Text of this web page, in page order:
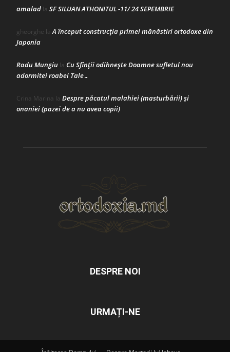
amalad la SF SILUAN ATHONITUL -11/ 24 SEPEMBRIE
gheorghe laA început construcţia primei mănăstiri ortodoxe din
Japonia
Radu Mungiu la Cu Sfinții odihnește Doamne sufletul nou
adormitei roabei Tale…
Crina Marina la Despre păcatul malahiei (masturbării) şi
onaniei (pazei de a nu avea copii)
DESPRE NOI
URMAȚI-NE